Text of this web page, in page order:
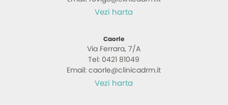
Vezi harta
Caorle
Via Ferrara, 7/A
Tel: 0421 81049
Email: caorle@clinicadrm.it
Vezi harta